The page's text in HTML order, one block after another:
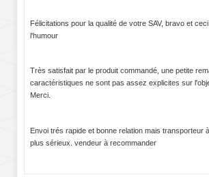
Félicitations pour la qualité de votre SAV, bravo et
l'humour
Très satisfait par le produit commandé, une petite
caractéristiques ne sont pas assez explicites sur
Merci.
Envoi trés rapide et bonne relation mais transporteur
plus sérieux. vendeur à recommander